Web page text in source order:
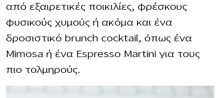
από εξαιρετικές ποικιλίες, φρέσκους
φυσικούς χυμούς ή ακόμα και ένα
δροσιστικό brunch cocktail, όπως ένα
Mimosa ή ένα Espresso Martini για τους
πιο τολμηρούς.